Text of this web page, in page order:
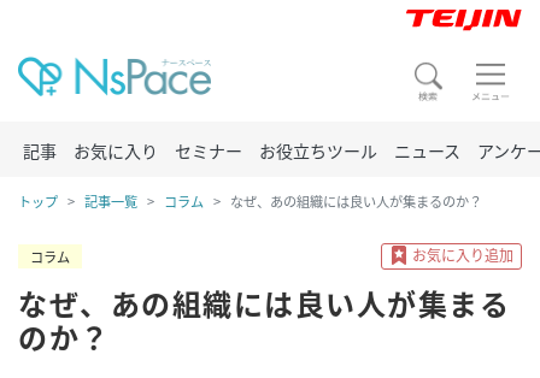
記事 お気に入り セミナー お役立ちツール ニュース アンケ
トップ 記事一覧 コラム なぜ、あの組織には良い人が集まるのか？
コラム
なぜ、あの組織には良い人が集まる
のか？